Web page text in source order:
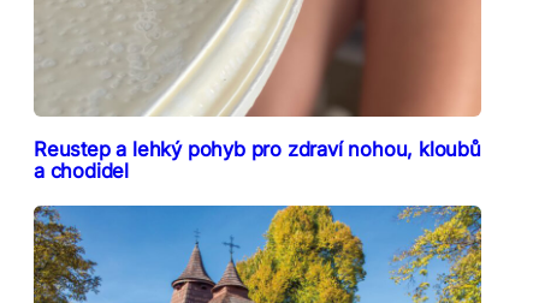
Reustep a lehký pohyb pro zdraví nohou, kloubů
a chodidel